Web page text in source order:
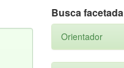
Busca facetada
Orientador